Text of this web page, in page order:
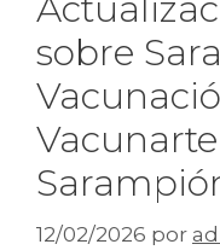
sobre
12/02/2026 por